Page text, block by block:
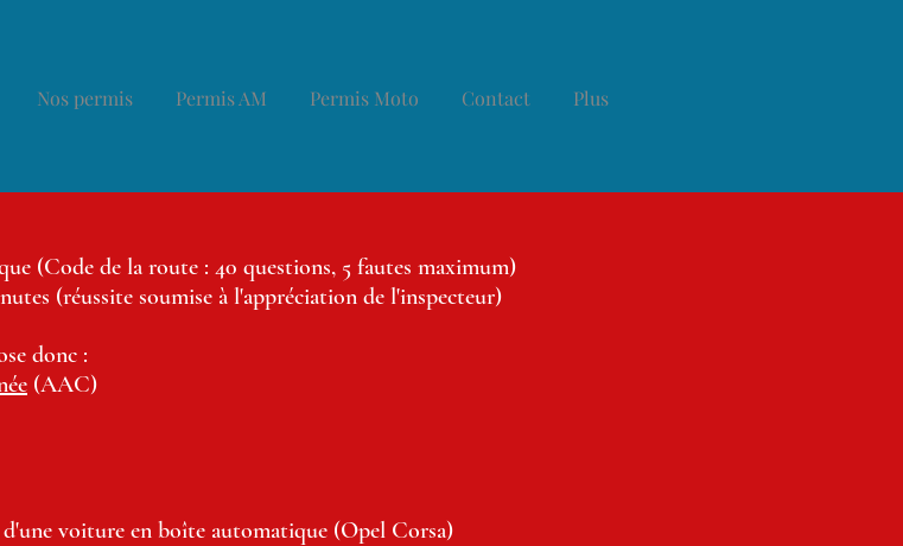
Nos permis Permis AM Permis Moto Contact Plus
(Code de la route : 40 questions, 5 fautes maximum)
(réussite soumise à l'appréciation de l'inspecteur)
donc :
(AAC)
voiture en boîte automatique (Opel Corsa)